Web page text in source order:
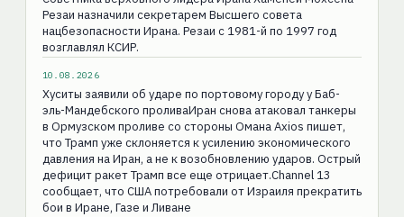
Резаи назначили секретарем Высшего совета
нацбезопасности Ирана. Резаи с 1981-й по 1997 год
возглавлял КСИР.
10.08.2026
Хуситы заявили об ударе по портовому городу у Баб-
эль-Мандебского проливаИран снова атаковал танкеры
в Ормузском проливе со стороны Омана Axios пишет,
что Трамп уже склоняется к усилению экономического
давления на Иран, а не к возобновлению ударов. Острый
дефицит ракет Трамп все еще отрицает.Channel 13
сообщает, что США потребовали от Израиля прекратить
бои в Иране, Газе и Ливане